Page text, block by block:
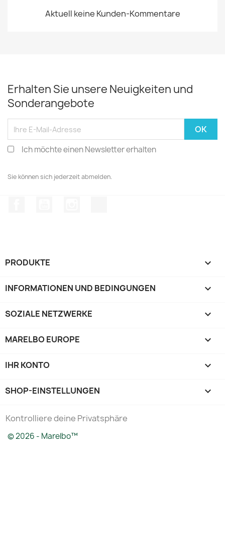
Aktuell keine Kunden-Kommentare
Erhalten Sie unsere Neuigkeiten und
Sonderangebote
Ich möchte einen Newsletter erhalten
Sie können sich jederzeit abmelden.
PRODUKTE 
INFORMATIONEN UND BEDINGUNGEN 
SOZIALE NETZWERKE 
MARELBO EUROPE 
IHR KONTO 
SHOP-EINSTELLUNGEN keyboard_arrow_down
Kontrolliere deine Privatsphäre
© 2026 - Marelbo™